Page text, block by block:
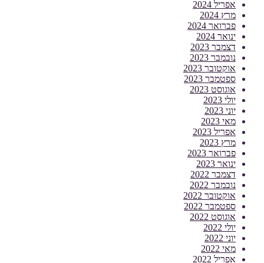
אפריל 2024
מרץ 2024
פברואר 2024
ינואר 2024
דצמבר 2023
נובמבר 2023
אוקטובר 2023
ספטמבר 2023
אוגוסט 2023
יולי 2023
יוני 2023
מאי 2023
אפריל 2023
מרץ 2023
פברואר 2023
ינואר 2023
דצמבר 2022
נובמבר 2022
אוקטובר 2022
ספטמבר 2022
אוגוסט 2022
יולי 2022
יוני 2022
מאי 2022
אפריל 2022